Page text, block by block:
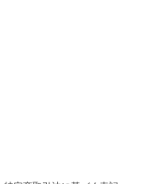
ディアン
ィアン